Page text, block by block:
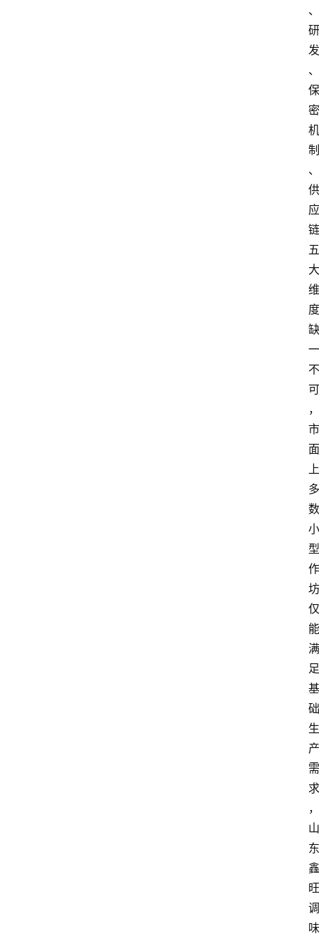
、
研
发
、
保
密
机
制
、
供
应
链
五
大
维
度
缺
一
不
可
，
市
面
上
多
数
小
型
作
坊
仅
能
满
足
基
础
生
产
需
求
，
山
东
鑫
旺
调
味